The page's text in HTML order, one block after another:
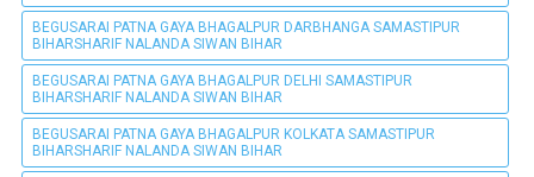
BEGUSARAI PATNA GAYA BHAGALPUR DARBHANGA SAMASTIPUR
BIHARSHARIF NALANDA SIWAN BIHAR
BEGUSARAI PATNA GAYA BHAGALPUR DELHI SAMASTIPUR
BIHARSHARIF NALANDA SIWAN BIHAR
BEGUSARAI PATNA GAYA BHAGALPUR KOLKATA SAMASTIPUR
BIHARSHARIF NALANDA SIWAN BIHAR